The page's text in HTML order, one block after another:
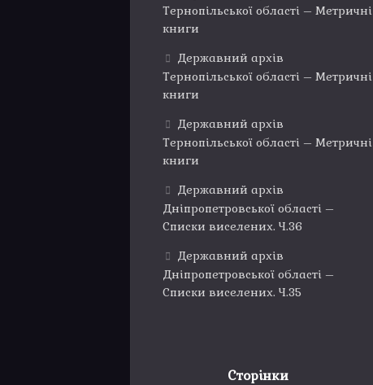
Тернопільської області – Метричні
книги
Державний архів
Тернопільської області – Метричні
книги
Державний архів
Тернопільської області – Метричні
книги
Державний архів
Дніпропетровської області –
Списки виселених. Ч.36
Державний архів
Дніпропетровської області –
Списки виселених. Ч.35
Сторінки